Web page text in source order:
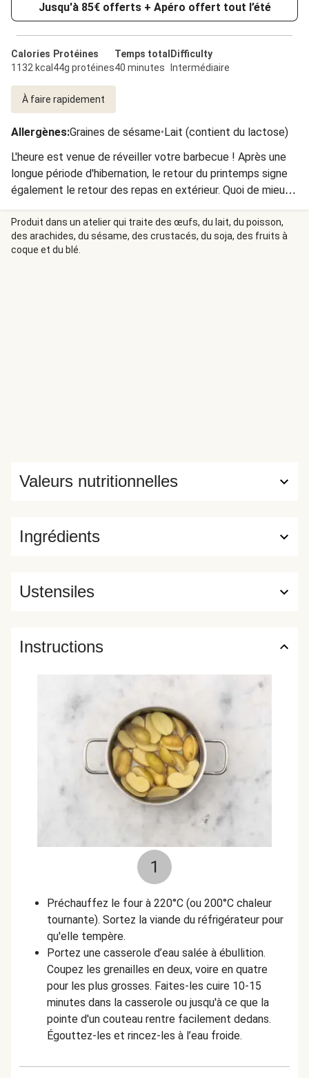
Jusqu'à 85€ offerts + Apéro offert tout l’été
Calories
1132 kcal
Protéines
44g protéines
Temps total
40 minutes
Difficulty
Intermédiaire
À faire rapidement
Allergènes:Graines de sésame•Lait (contient du lactose)
L'heure est venue de réveiller votre barbecue ! Après une
longue période d'hibernation, le retour du printemps signe
également le retour des repas en extérieur. Quoi de mieux
dans ce cas que de faire chauffer les braises pour y saisir
quelques merguez et des morceaux de paleron
assaisonnés de zaatar ? Le tout est servi avec une sauce
aux herbes, des poivrons grillés et une salade fraîche de
Produit dans un atelier qui traite des œufs, du lait, du poisson,
des arachides, du sésame, des crustacés, du soja, des fruits à
coque et du blé.
Ingrédients
Valeurs nutritionnelles
Ustensiles
Instructions
1
Préchauffez le four à 220°C (ou 200°C chaleur
tournante). Sortez la viande du réfrigérateur pour
qu'elle tempère.
Portez une casserole d’eau salée à ébullition.
Coupez les grenailles en deux, voire en quatre
pour les plus grosses. Faites-les cuire 10-15
minutes dans la casserole ou jusqu'à ce que la
pointe d'un couteau rentre facilement dedans.
Égouttez-les et rincez-les à l’eau froide.